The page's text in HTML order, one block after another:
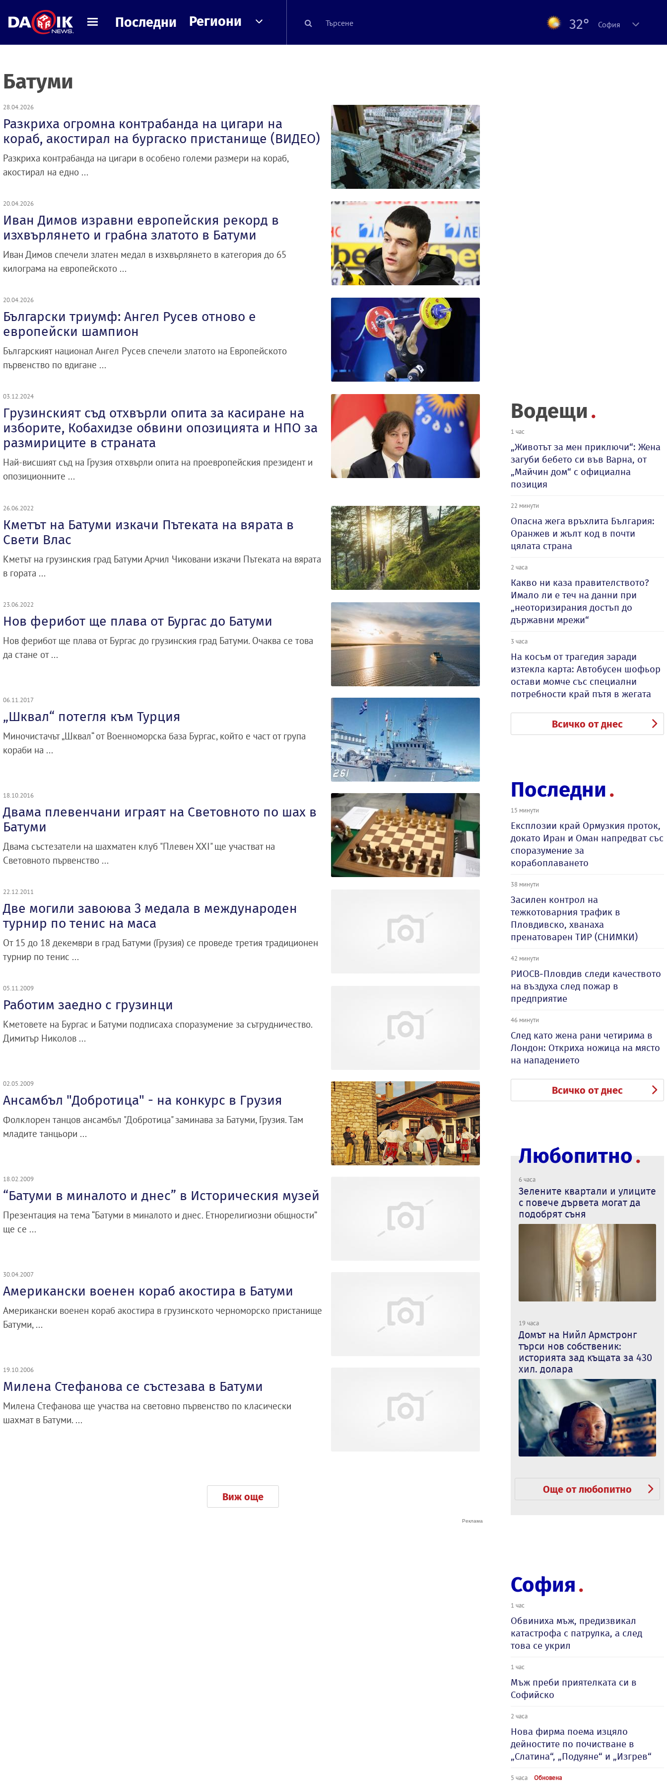
Последни Региони 32° София
Батуми
28.04.2026
Разкриха огромна контрабанда на цигари на
кораб, акостирал на бургаско пристанище (ВИДЕО)
Разкриха контрабанда на цигари в особено големи размери на кораб,
акостирал на едно ...
20.04.2026
Иван Димов изравни европейския рекорд в
изхвърлянето и грабна златото в Батуми
Иван Димов спечели златен медал в изхвърлянето в категория до 65
килограма на европейското ...
20.04.2026
Български триумф: Ангел Русев отново е
европейски шампион
Българският национал Ангел Русев спечели златото на Европейското
първенство по вдигане ...
03.12.2024
Грузинският съд отхвърли опита за касиране на
изборите, Кобахидзе обвини опозицията и НПО за
размириците в страната
Най-висшият съд на Грузия отхвърли опита на проевропейския президент и
опозиционните ...
26.06.2022
Кметът на Батуми изкачи Пътеката на вярата в
Свети Влас
Кметът на грузинския град Батуми Арчил Чиковани изкачи Пътеката на вярата
в гората ...
23.06.2022
Нов ферибот ще плава от Бургас до Батуми
Нов ферибот ще плава от Бургас до грузинския град Батуми. Очаква се това
да стане от ...
06.11.2017
„Шквал“ потегля към Турция
Миночистачът „Шквал“ от Военноморска база Бургас, който е част от група
кораби на ...
18.10.2016
Двама плевенчани играят на Световното по шах в
Батуми
Двама състезатели на шахматен клуб "Плевен ХХІ" ще участват на
Световното първенство ...
22.12.2011
Две могили завоюва 3 медала в международен
турнир по тенис на маса
От 15 до 18 декември в град Батуми (Грузия) се проведе третия традиционен
турнир по тенис ...
05.11.2009
Работим заедно с грузинци
Кметовете на Бургас и Батуми подписаха споразумение за сътрудничество.
Димитър Николов ...
02.05.2009
Ансамбъл "Добротица" - на конкурс в Грузия
Фолклорен танцов ансамбъл "Добротица" заминава за Батуми, Грузия. Там
младите танцьори ...
18.02.2009
“Батуми в миналото и днес” в Историческия музей
Презентация на тема “Батуми в миналото и днес. Етнорелигиозни общности”
ще се ...
30.04.2007
Американски военен кораб акостира в Батуми
Американски военен кораб акостира в грузинското черноморско пристанище
Батуми, ...
19.10.2006
Милена Стефанова се състезава в Батуми
Милена Стефанова ще участва на световно първенство по класически
шахмат в Батуми. ...
Виж още
Водещи
1 час
„Животът за мен приключи“: Жена
загуби бебето си във Варна, от
„Майчин дом“ с официална
позиция
22 минути
Опасна жега връхлита България:
Оранжев и жълт код в почти
цялата страна
2 часа
Какво ни каза правителството?
Имало ли е теч на данни при
„неоторизирания достъп до
държавни мрежи“
3 часа
На косъм от трагедия заради
изтекла карта: Автобусен шофьор
остави момче със специални
потребности край пътя в жегата
Всичко от днес
Последни
15 минути
Експлозии край Ормузкия проток,
докато Иран и Оман напредват със
споразумение за
корабоплаването
38 минути
Засилен контрол на
тежкотоварния трафик в
Пловдивско, хванаха
пренатоварен ТИР (СНИМКИ)
42 минути
РИОСВ-Пловдив следи качеството
на въздуха след пожар в
предприятие
46 минути
След като жена рани четирима в
Лондон: Откриха ножица на място
на нападението
Всичко от днес
Любопитно
6 часа
Зелените квартали и улиците
с повече дървета могат да
подобрят съня
19 часа
Домът на Нийл Армстронг
търси нов собственик:
историята зад къщата за 430
хил. долара
Още от любопитно
София
1 час
Обвиниха мъж, предизвикал
катастрофа с патрулка, а след
това се укрил
1 час
Мъж преби приятелката си в
Софийско
2 часа
Нова фирма поема изцяло
дейностите по почистване в
„Слатина“, „Подуяне“ и „Изгрев“
5 часа Обновена